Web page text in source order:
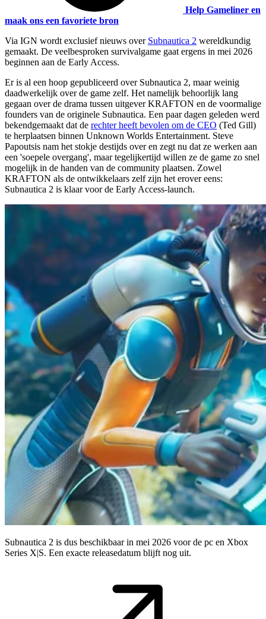
Help Gameliner en
maak ons een favoriete bron
Via IGN wordt exclusief nieuws over Subnautica 2 wereldkundig
gemaakt. De veelbesproken survivalgame gaat ergens in mei 2026
beginnen aan de Early Access.
Er is al een hoop gepubliceerd over Subnautica 2, maar weinig
daadwerkelijk over de game zelf. Het namelijk behoorlijk lang
gegaan over de drama tussen uitgever KRAFTON en de voormalige
founders van de originele Subnautica. Een paar dagen geleden werd
bekendgemaakt dat de rechter heeft bevolen om de CEO (Ted Gill)
te herplaatsen binnen Unknown Worlds Entertainment. Steve
Papoutsis nam het stokje destijds over en zegt nu dat ze werken aan
een 'soepele overgang', maar tegelijkertijd willen ze de game zo snel
mogelijk in de handen van de community plaatsen. Zowel
KRAFTON als de ontwikkelaars zelf zijn het erover eens:
Subnautica 2 is klaar voor de Early Access-launch.
Subnautica 2 is dus beschikbaar in mei 2026 voor de pc en Xbox
Series X|S. Een exacte releasedatum blijft nog uit.